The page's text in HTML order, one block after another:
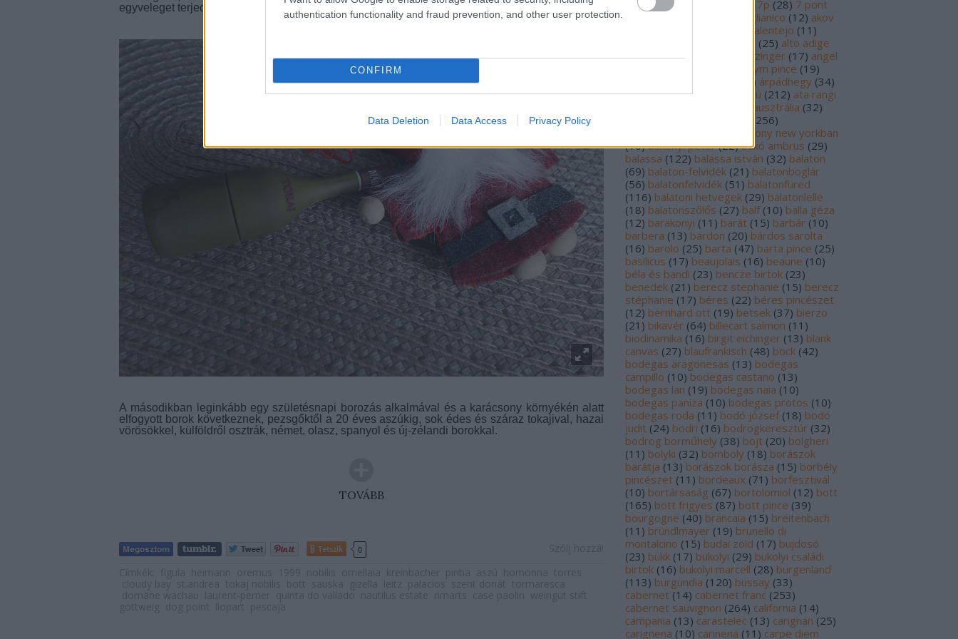
authentication functionality and fraud prevention, and other user protection.
CONFIRM
Data Deletion Data Access Privacy Policy
egyveleget terjedelmi okokból inkább ketté is bontottam. Az első rész
A másodikban leginkább egy születésnapi borozás alkalmával és a karácsony környékén alatt
elfogyott borok következnek, pezsgőktől a 20 éves aszúkig, sok édes és száraz tokajival, hazai
vörösökkel, külföldről osztrák, német, olasz, spanyol és új-zélandi borokkal.
TOVÁBB
Tetszik 0
169 6p (26 7p (28) 7 pont
aglianico (12) akov
alentejo (11 )
(25) alto adige
(16) alves de sousa alzinger (17) angel
anonym pince (19)
) árpádhegy (34)
árvay (39) ascheri aszú (212) ata rangi
ausztrália (32)
256)
badacsony new yorkban
(10) bakonyi péter (22) bakó ambrus (29)
balassa (122) balassa istván (32) balaton
(69) balaton-felvidék (21 ) balatonboglár
(56) balatonfelvidék (51 ) balatonfüred
(116) balatoni hetvegek (29) balatonlelle
(18) balatonszőlős (27) balf (10) balla géza
(12) barakonyi (11 ) barát (15) barbár (10)
barbera (13) bardon (20) bárdos sarolta
(16) barolo (25) barta (47) barta pince (25)
basilicus (17) beaujolais (16) beaune (10)
béla és bandi (23) bencze birtok (23)
benedek (21 ) berecz stephanie (15) berecz
stéphanie (17) béres (22) béres pincészet
(12) bernhard ott (19) betsek (37) bierzo
(21 ) bikavér (64) billecart salmon (11 )
biodinamika (16) birgit eichinger (13) blank
canvas (27) blaufrankisch (48) bock (42)
bodegas aragonesas (13) bodegas
campillo (10) bodegas castano (13)
bodegas lan (19) bodegas naia (10)
bodegas paniza (10) bodegas protos (10)
bodegas roda (11 ) bodó józsef (18) bodó
judit (24) bodri (16) bodrogkeresztúr (32)
bodrog borműhely (38) böjt (20) bolgheri
(11 ) bolyki (32) bomboly (18) borászok
barátja (13) borászok borásza (15) borbély
pincészet (11 ) bordeaux (71 ) borfesztivál
(10) bortársaság (67) bortolomiol (12) bott
(165) bott frigyes (87) bott pince (39)
bourgogne (40) brancaia (15) breitenbach
(11 ) bründlmayer (19) brunello di
montalcino (15) budai zöld (17) bujdosó
(23) bükk (17) bukolyi (29) bukolyi családi
birtok (16) bukolyi marcell (28) burgenland
(113) burgundia (120) bussay (33)
cabernet (14) cabernet franc (253)
cabernet sauvignon (264) california (14)
campania (13) carastelec (13) carignan (25)
carignena (10) carinena (11 ) carpe diem